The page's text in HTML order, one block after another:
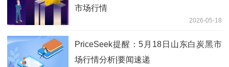
市场行情
2026-05-18
PriceSeek提醒：5月18日山东白炭黑市
场行情分析|要闻速递